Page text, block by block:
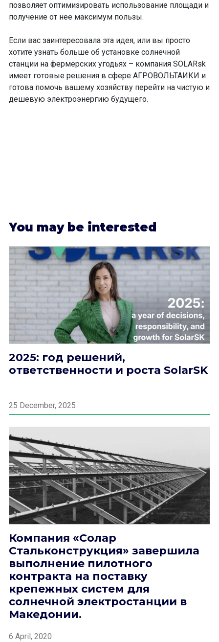
позволяет оптимизировать использование площади и
получение от нее максимум пользы.
Если вас заинтересовала эта идея, или вы просто
хотите узнать больше об установке солнечной
станции на фермерских угодьях – компания SOLARsk
имеет готовые решения в сфере АГРОВОЛЬТАИКИ и
готова помочь вашему хозяйству перейти на чистую и
дешевую электроэнергию будущего.
You may be interested
2025: год решений,
ответственности и роста SolarSK
25 December, 2025
Компания «Солар
Стальконструкция» завершила
выполнение пилотного
контракта на поставку
крепежных систем для
солнечной электростанции в
Македонии.
6 April, 2020